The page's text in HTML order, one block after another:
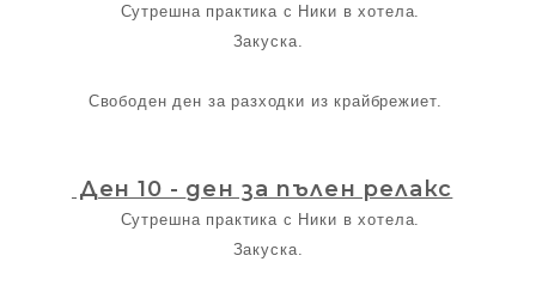
Сутрешна практика с Ники в хотела.
Закуска.
Свободен ден за разходки из крайбрежиет.
Ден 10 - ден за пълен релакс
Сутрешна практика с Ники в хотела.
Закуска.